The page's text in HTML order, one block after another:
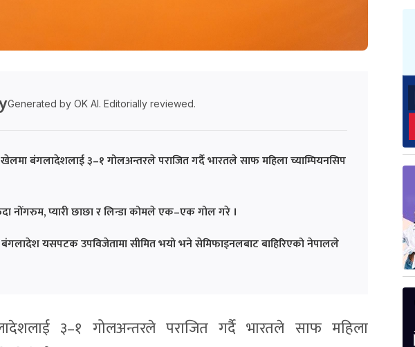
Generated by OK AI. Editorially reviewed.
बंगलादेशलाई ३–१ गोलअन्तरले पराजित गर्दै भारतले साफ महिला च्याम्पियनसिप
नोंगरुम, प्यारी छाछा र लिन्डा कोमले एक–एक गोल गरे ।
यसपटक उपविजेतामा सीमित भयो भने सेमिफाइनलबाट बाहिरिएको नेपालले
३–१ गोलअन्तरले पराजित गर्दै भारतले साफ महिला